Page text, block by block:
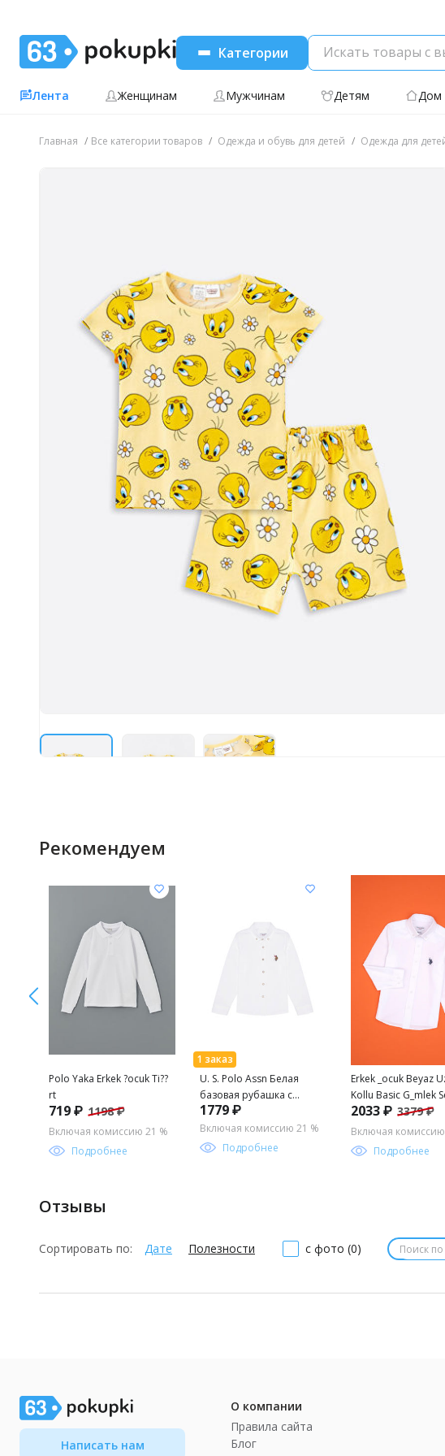
Категории
Лента Женщинам Мужчинам Детям Дом
Главная Все категории товаров Одежда и обувь для детей Одежда для
Рекомендуем
Polo Yaka Erkek ?ocuk Ti??
rt
719 ₽ 1198 ₽
Включая комиссию 21 %
Подробнее
U. S. Polo Assn Белая
базовая рубашка с
длинным рукавом для
мальчика
1779 ₽
Включая комиссию 21 %
Подробнее
Erkek _ocuk Beyaz
Kollu Basic G_mlek
S_rpriz _ndirim
2033 ₽ 3379 ₽
Включая
Подробнее
Отзывы
Сортировать по: Дате Полезности с фото (0)
Написать нам
О компании
Правила сайта
Блог